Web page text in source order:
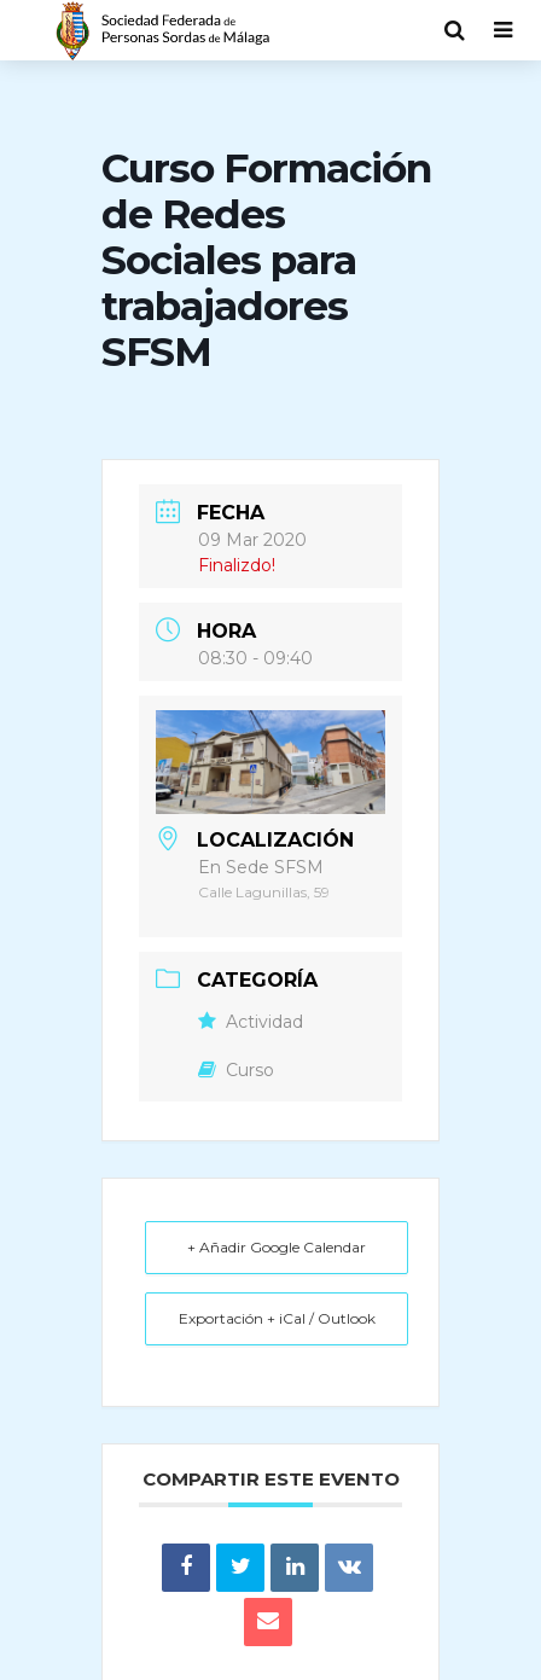
Curso Formación
de Redes
Sociales para
trabajadores
SFSM
FECHA
09 Mar 2020
Finalizdo!
HORA
08:30 - 09:40
LOCALIZACIÓN
En Sede SFSM
Calle Lagunillas, 59
CATEGORÍA
Actividad
Curso
+ Añadir Google Calendar
Exportación + iCal / Outlook
COMPARTIR ESTE EVENTO